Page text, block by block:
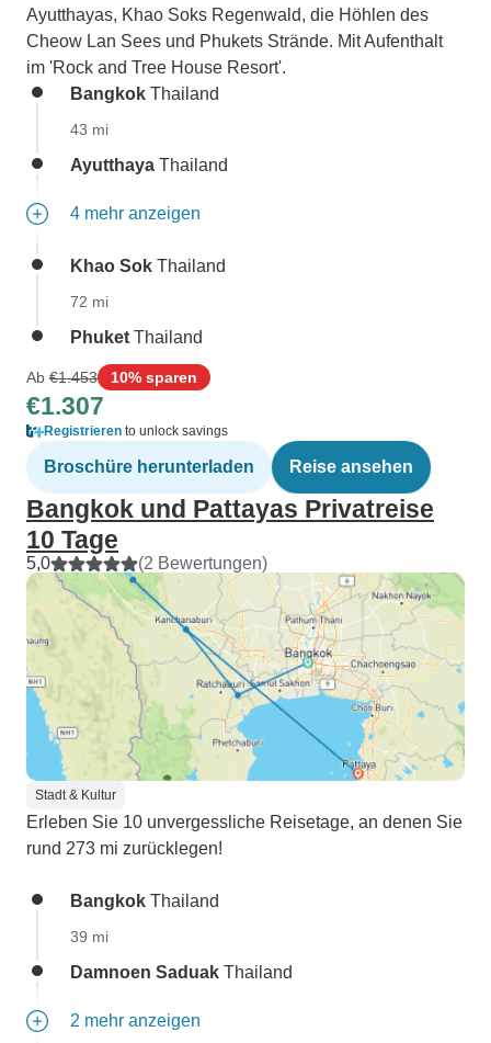
Ayutthayas, Khao Soks Regenwald, die Höhlen des
Cheow Lan Sees und Phukets Strände. Mit Aufenthalt
im 'Rock and Tree House Resort'.
Bangkok Thailand
43 mi
Ayutthaya Thailand
4 mehr anzeigen
Khao Sok Thailand
72 mi
Phuket Thailand
Ab €1.453 10% sparen
€1.307
Registrieren to unlock savings
Broschüre herunterladen Reise ansehen
Bangkok und Pattayas Privatreise
10 Tage
5,0 (2 Bewertungen)
Stadt & Kultur
Erleben Sie 10 unvergessliche Reisetage, an denen Sie
rund 273 mi zurücklegen!
Bangkok Thailand
39 mi
Damnoen Saduak Thailand
2 mehr anzeigen